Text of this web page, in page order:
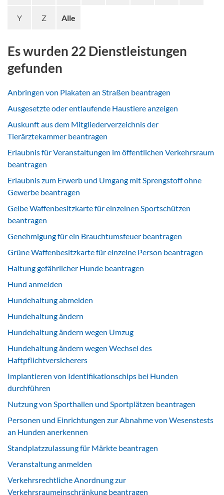
Y Z Alle
Es wurden 22 Dienstleistungen
gefunden
Anbringen von Plakaten an Straßen beantragen
Ausgesetzte oder entlaufende Haustiere anzeigen
Auskunft aus dem Mitgliederverzeichnis der
Tierärztekammer beantragen
Erlaubnis für Veranstaltungen im öffentlichen Verkehrsraum
beantragen
Erlaubnis zum Erwerb und Umgang mit Sprengstoff ohne
Gewerbe beantragen
Gelbe Waffenbesitzkarte für einzelnen Sportschützen
beantragen
Genehmigung für ein Brauchtumsfeuer beantragen
Grüne Waffenbesitzkarte für einzelne Person beantragen
Haltung gefährlicher Hunde beantragen
Hund anmelden
Hundehaltung abmelden
Hundehaltung ändern
Hundehaltung ändern wegen Umzug
Hundehaltung ändern wegen Wechsel des
Haftpflichtversicherers
Implantieren von Identifikationschips bei Hunden
durchführen
Nutzung von Sporthallen und Sportplätzen beantragen
Personen und Einrichtungen zur Abnahme von Wesenstests
an Hunden anerkennen
Standplatzzulassung für Märkte beantragen
Veranstaltung anmelden
Verkehrsrechtliche Anordnung zur
Verkehrsraumeinschränkung beantragen